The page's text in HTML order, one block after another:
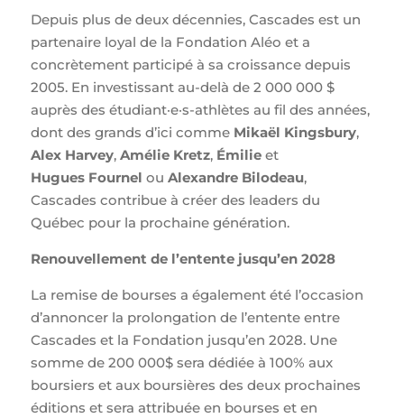
Depuis plus de deux décennies, Cascades est un
partenaire loyal de la Fondation Aléo et a
concrètement participé à sa croissance depuis
2005. En investissant au-delà de 2 000 000 $
auprès des étudiant·e·s-athlètes au fil des années,
dont des grands d’ici commeMikaël Kingsbury,
Alex Harvey, Amélie Kretz, Émilieet
Hugues Fournel ou Alexandre Bilodeau,
Cascades contribue à créer des leaders du
Québec pour la prochaine génération.
Renouvellement de l’entente jusqu’en 2028
La remise de bourses a également été l’occasion
d’annoncer la prolongation de l’entente entre
Cascades et la Fondation jusqu’en 2028. Une
somme de 200 000$ sera dédiée à 100% aux
boursiers et aux boursières des deux prochaines
éditions et sera attribuée en bourses et en